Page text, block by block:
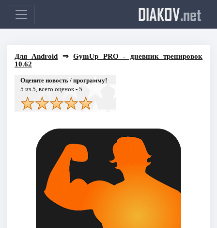
DIAKOV.net
Для Android ⇒GymUp PRO - дневник тренировок
10.62
Оцените новость / программу!
5 из 5, всего оценок - 5